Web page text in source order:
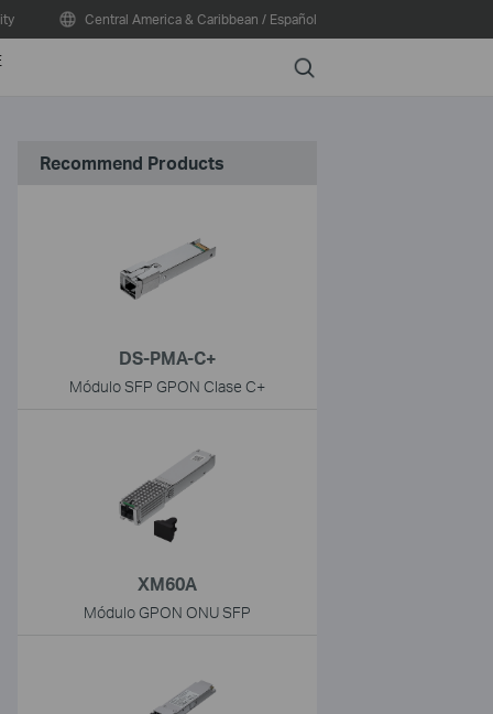
Central America & Caribbean / Español
Search
Recommend Products
DS-PMA-C+
Módulo SFP GPON Clase C+
XM60A
Módulo GPON ONU SFP